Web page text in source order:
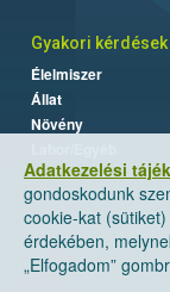
Adatkezelési
gondoskodunk
cookie-kat
érdekében,
„Elfogadom”
Gyakori kérdések
Élelmiszer
Állat
Növény